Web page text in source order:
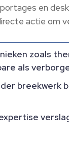
en
actie om
zoals
als
breekwerk